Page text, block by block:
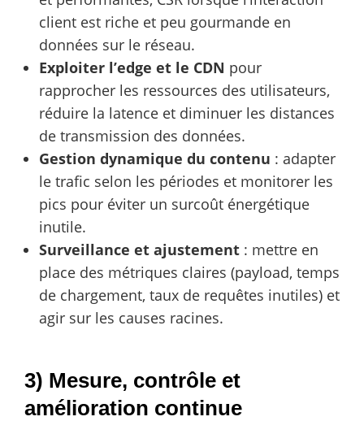
client est riche et peu gourmande en
données sur le réseau.
Exploiter l’edge et le CDN pour
rapprocher les ressources des utilisateurs,
réduire la latence et diminuer les distances
de transmission des données.
Gestion dynamique du contenu : adapter
le trafic selon les périodes et monitorer les
pics pour éviter un surcoût énergétique
inutile.
Surveillance et ajustement : mettre en
place des métriques claires (payload, temps
de chargement, taux de requêtes inutiles) et
agir sur les causes racines.
3) Mesure, contrôle et
amélioration continue